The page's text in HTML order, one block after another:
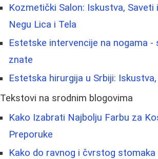
Kozmetički Salon: Iskustva, Saveti
Negu Lica i Tela
Estetske intervencije na nogama -
znate
Estetska hirurgija u Srbiji:
Tekstovi na srodnim blogovima
Kako Izabrati Najbolju Farbu za
Preporuke
Kako do ravnog i čvrstog stomaka